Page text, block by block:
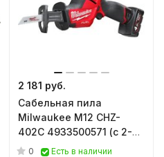
2 181 руб.
Сабельная пила
Milwaukee M12 CHZ-
402C 4933500571 (с 2-
мя АКБ, кейс)
0
Есть в наличии